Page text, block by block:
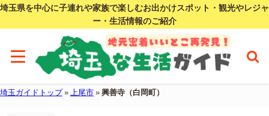
埼玉県を中心に子連れや家族で楽しむお出かけスポット・観光やレジャ
ー・生活情報のご紹介
埼玉ガイドトップ» 上尾市 » 興善寺（白岡町）